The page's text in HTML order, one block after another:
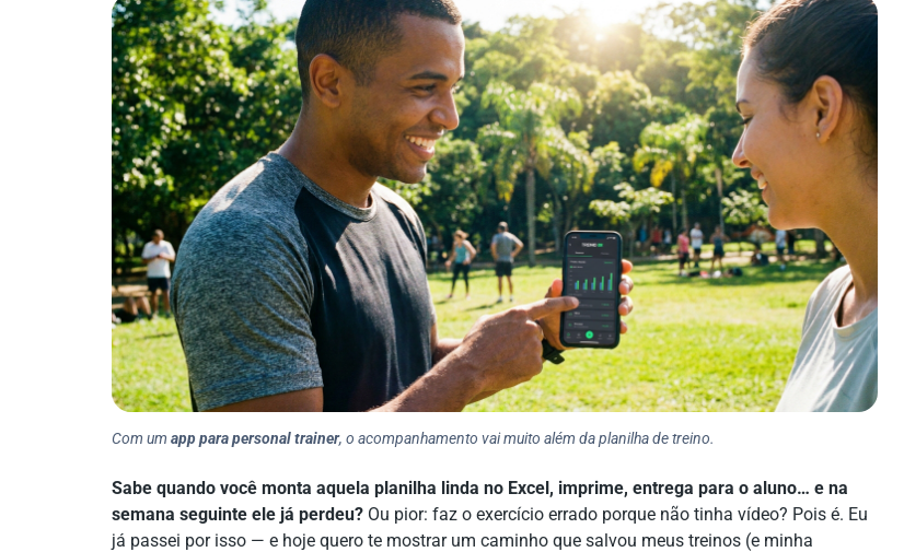
Com um app para personal trainer, o acompanhamento vai muito além da planilha de treino.
Sabe quando você monta aquela planilha linda no Excel, imprime, entrega para o aluno… e na
semana seguinte ele já perdeu? Ou pior: faz o exercício errado porque não tinha vídeo? Pois é. Eu
já passei por isso — e hoje quero te mostrar um caminho que salvou meus treinos (e minha